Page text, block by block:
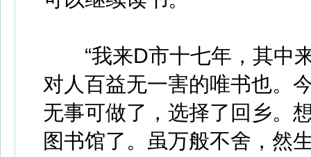
“我来D市十七年，其中来
对人百益无一害的唯书也。
无事可做了，选择了回乡。
图书馆了。虽万般不舍，然